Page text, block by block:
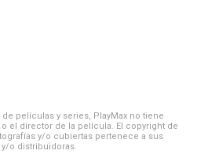
películas y series, PlayMax no tiene
el director de la película. El copyright de
y/o cubiertas pertenece a sus
o distribuidoras.